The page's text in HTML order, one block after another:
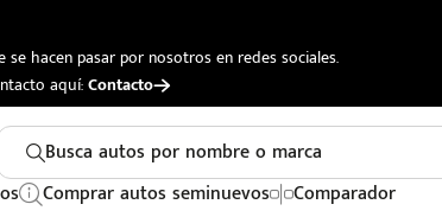
hacen pasar por nosotros en redes sociales.
aquí:Contacto
Busca autos por nombre o marca
Comprar autos seminuevos Comparador